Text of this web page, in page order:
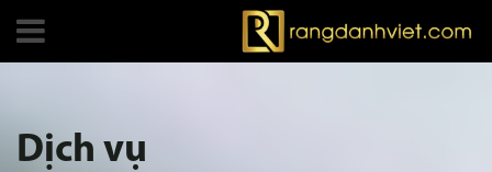
Dịch vụ